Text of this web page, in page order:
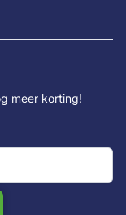
meer korting!